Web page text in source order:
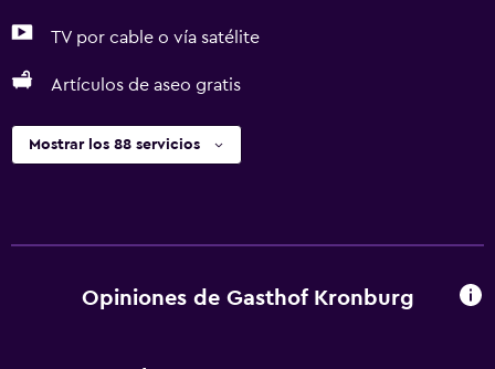
TV por cable o vía satélite
Artículos de aseo gratis
Mostrar los 88 servicios
Opiniones de Gasthof Kronburg